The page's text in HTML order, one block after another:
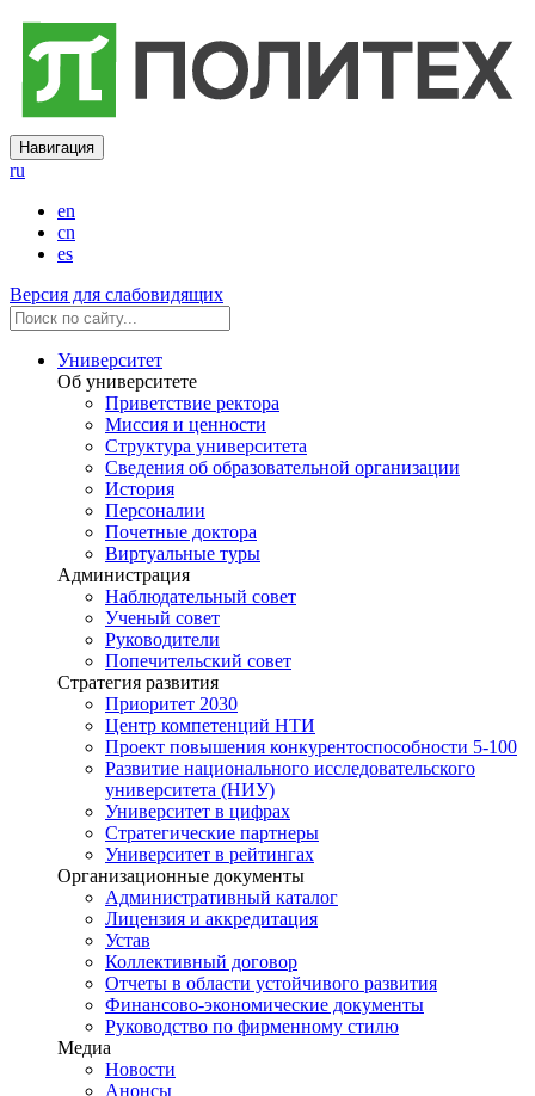
Навигация
ru
en
cn
es
Версия для слабовидящих
Университет
Об университете
Приветствие ректора
Миссия и ценности
Структура университета
Сведения об образовательной организации
История
Персоналии
Почетные доктора
Виртуальные туры
Администрация
Наблюдательный совет
Ученый совет
Руководители
Попечительский совет
Стратегия развития
Приоритет 2030
Центр компетенций НТИ
Проект повышения конкурентоспособности 5-100
Развитие национального исследовательского
университета (НИУ)
Университет в цифрах
Стратегические партнеры
Университет в рейтингах
Организационные документы
Административный каталог
Лицензия и аккредитация
Устав
Коллективный договор
Отчеты в области устойчивого развития
Финансово-экономические документы
Руководство по фирменному стилю
Медиа
Новости
Анонсы